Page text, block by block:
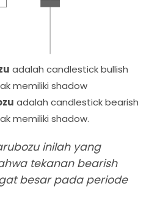
adalah candlestick bullish
memiliki shadow
adalah candlestick bearish
memiliki shadow.
inilah yang
tekanan bearish
besar pada periode